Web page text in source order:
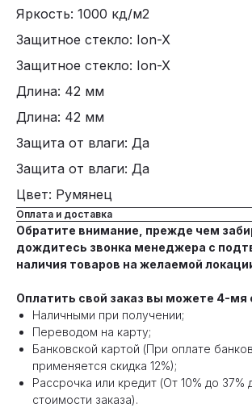
Яркость: 1000 кд/м2
Защитное стекло: Ion-X
Защитное стекло: Ion-X
Длина: 42 мм
Длина: 42 мм
Защита от влаги: Да
Защита от влаги: Да
Цвет: Румянец
Оплата и доставка
Обратите внимание, прежде чем
дождитесь звонка менеджера с
наличия товаров на желаемой
Оплатить свой заказ вы можете 4-мя
Наличными при получении;
Переводом на карту;
Банковской картой (При оплате
применяется скидка 12%);
Рассрочка или кредит (От 10% до 37%
стоимости заказа).